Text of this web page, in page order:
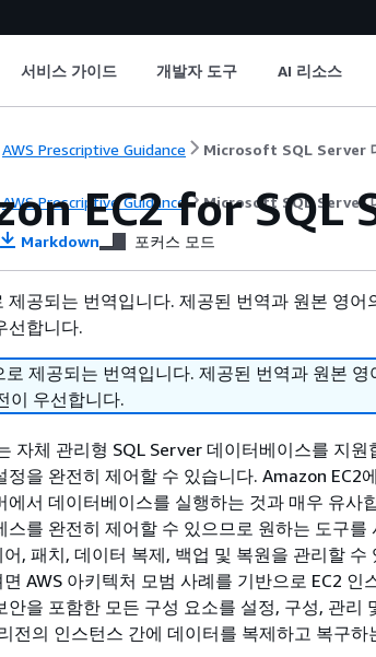
서비스 가이드 개발자 도구 AI 리소스
AWS Prescriptive Guidance Microsoft SQL Server
AWS Prescriptive Guidance Microsoft SQL Server
EC2 for SQL
Markdown 포커스 모드
제공되는 번역입니다. 제공된 번역과 원본 영어
선합니다.
로 제공되는 번역입니다. 제공된 번역과 원본
이 우선합니다.
자체 관리형 SQL Server 데이터베이스를 지원
정을 완전히 제어할 수 있습니다. Amazon EC2
에서 데이터베이스를 실행하는 것과 매우 유사
스를 완전히 제어할 수 있으므로 원하는 도구를
, 패치, 데이터 복제, 백업 및 복원을 관리할
AWS 아키텍처 모범 사례를 기반으로 EC2 인
안을 포함한 모든 구성 요소를 설정, 구성, 관리
전의 인스턴스 간에 데이터를 복제하고 복구